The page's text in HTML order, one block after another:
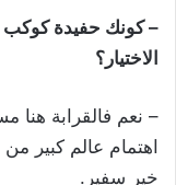
– كونك حفيدة
الاختيار؟
– نعم فالقرابة هنا
اهتمام عالم كبير
خير سفير.